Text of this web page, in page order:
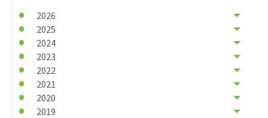
2026
2025
2024
2023
2022
2021
2020
2019